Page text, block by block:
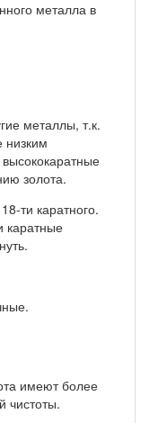
металла в
металлы, т.к.
низким
золота.
ти каратного.
каратные
имеют более
чистоты.